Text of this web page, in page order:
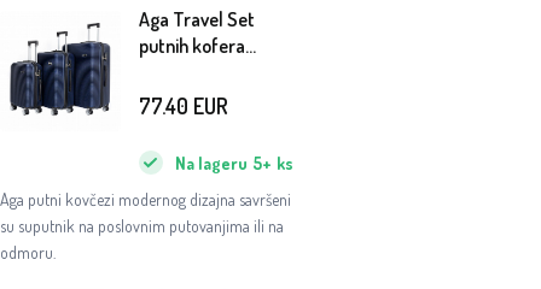
Aga Travel Set
putnih kofera
plava
Aga putni kovčezi modernog dizajna savršeni
su suputnik na poslovnim putovanjima ili na
odmoru.
Na lageru 5+ ks
77.40 EUR